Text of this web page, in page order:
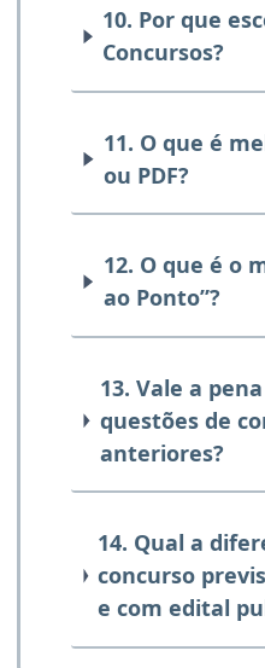
10. Por que
Concursos?
11. O que é
ou PDF?
12. O que é o
ao Ponto”?
13. Vale a
questões de
anteriores?
14. Qual a
concurso
e com edital